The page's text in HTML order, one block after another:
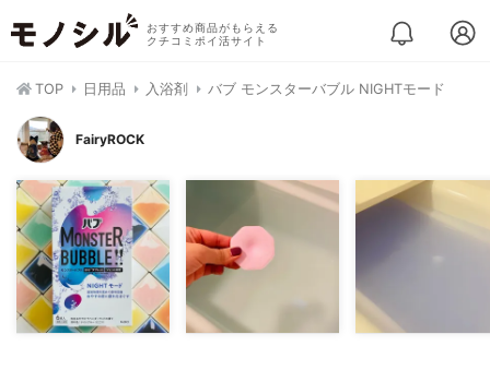
おすすめ商品がもらえる
クチコミポイ活サイト
TOP 日用品 入浴剤 バブ モンスターバブル NIGHTモード
FairyROCK